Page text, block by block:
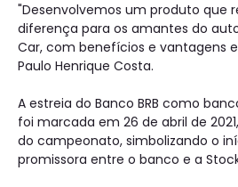
"Desenvolvemos um produto que
diferença para os amantes do
Car, com benefícios e vantagens
Paulo Henrique Costa.
A estreia do Banco BRB como
foi marcada em 26 de abril de
do campeonato, simbolizando o
promissora entre o banco e a